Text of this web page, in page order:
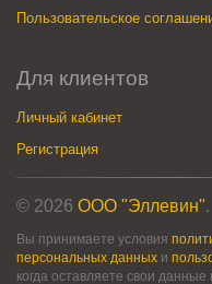
Пользовательское
Для клиентов
Личный кабинет
Регистрация
© 2026 ООО "Эллевин".
Вы принимаете условия
персональных данных и
когда оставляете свои